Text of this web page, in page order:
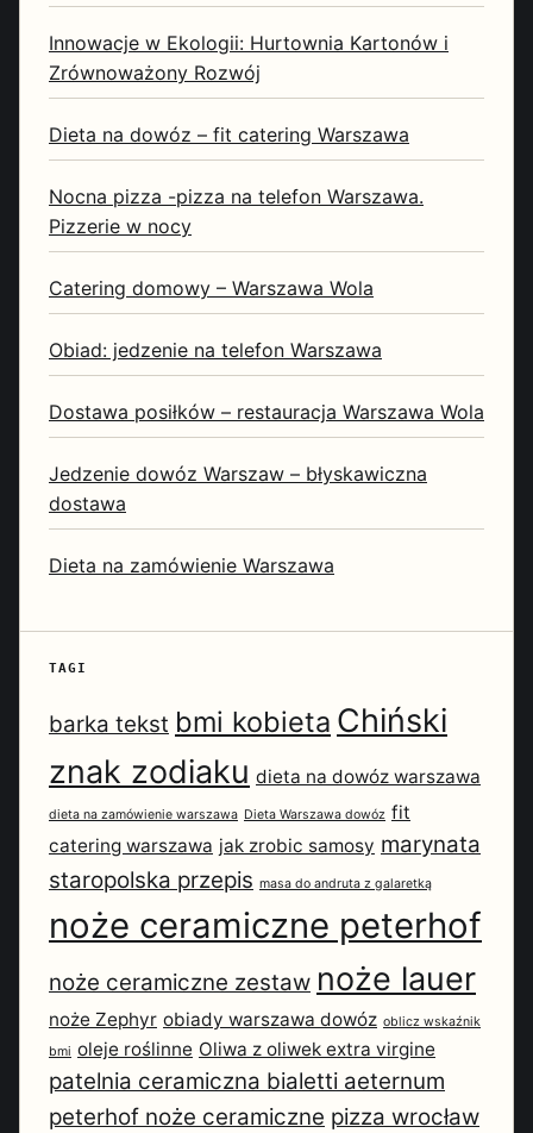
Innowacje w Ekologii: Hurtownia Kartonów i
Zrównoważony Rozwój
Dieta na dowóz – fit catering Warszawa
Nocna pizza -pizza na telefon Warszawa.
Pizzerie w nocy
Catering domowy – Warszawa Wola
Obiad: jedzenie na telefon Warszawa
Dostawa posiłków – restauracja Warszawa Wola
Jedzenie dowóz Warszaw – błyskawiczna
dostawa
Dieta na zamówienie Warszawa
TAGI
barka tekst bmi kobieta Chiński
znak zodiaku dieta na dowóz warszawa
dieta na zamówienie warszawa Dieta Warszawa dowóz fit
catering warszawa jak zrobic samosy marynata
staropolska przepis masa do andruta z galaretką
noże ceramiczne peterhof
noże ceramiczne zestaw noże lauer
noże Zephyr obiady warszawa dowóz oblicz wskaźnik
bmi oleje roślinne Oliwa z oliwek extra virgine
patelnia ceramiczna bialetti aeternum
peterhof noże ceramiczne pizza wrocław